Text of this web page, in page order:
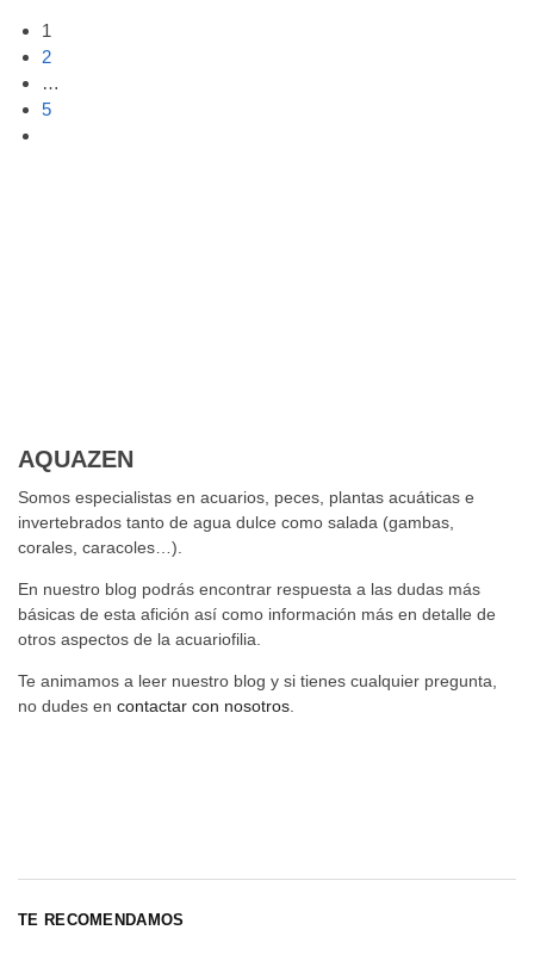
1
2
…
5
AQUAZEN
Somos especialistas en acuarios, peces, plantas acuáticas e
invertebrados tanto de agua dulce como salada (gambas,
corales, caracoles…).
En nuestro blog podrás encontrar respuesta a las dudas más
básicas de esta afición así como información más en detalle de
otros aspectos de la acuariofilia.
Te animamos a leer nuestro blog y si tienes cualquier pregunta,
no dudes en contactar con nosotros
TE RECOMENDAMOS